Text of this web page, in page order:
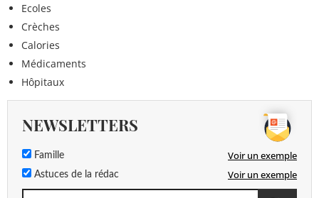
Ecoles
Crèches
Calories
Médicaments
Hôpitaux
NEWSLETTERS
Famille Voir un exemple
Astuces de la rédac Voir un exemple